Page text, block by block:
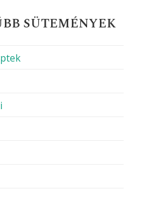
SÜTEMÉNYEK